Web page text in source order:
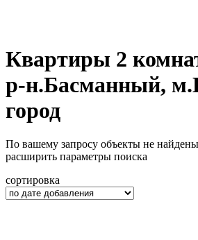
Квартиры 2
р-н.Басманный,
город
По вашему запросу объекты не
расширить параметры поиска
сортировка